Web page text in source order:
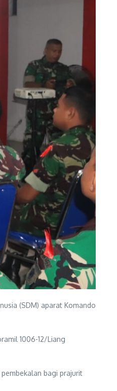
(SDM) aparat Komando
1006-12/Liang
bagi prajurit